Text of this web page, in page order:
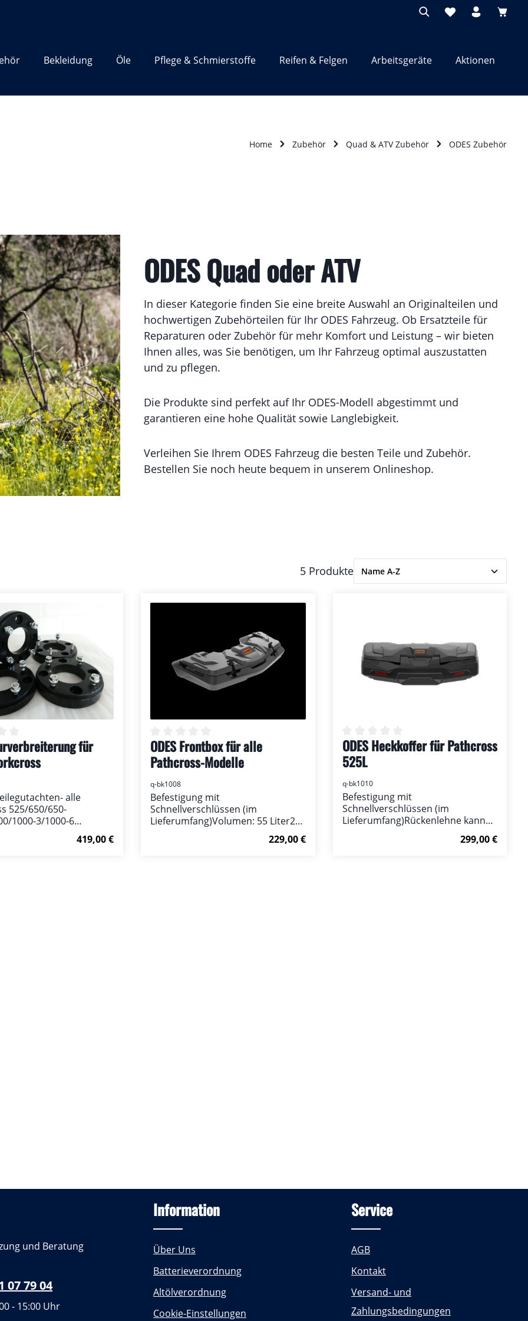
Bekleidung Öle Pflege & Schmierstoffe Reifen & Felgen Arbeitsgeräte Aktionen
Home Zubehör Quad & ATV Zubehör ODES Zubehör
ODES Quad oder ATV
In dieser Kategorie finden Sie eine breite Auswahl an Originalteilen und
hochwertigen Zubehörteilen für Ihr ODES Fahrzeug. Ob Ersatzteile für
Reparaturen oder Zubehör für mehr Komfort und Leistung – wir bieten
Ihnen alles, was Sie benötigen, um Ihr Fahrzeug optimal auszustatten
und zu pflegen.
Die Produkte sind perfekt auf Ihr ODES-Modell abgestimmt und
garantieren eine hohe Qualität sowie Langlebigkeit.
Verleihen Sie Ihrem ODES Fahrzeug die besten Teile und Zubehör.
Bestellen Sie noch heute bequem in unserem Onlineshop.
5 Produkte
Bewertung von 0 von 5 Sternen
für
alle
525/650/650-
1000-3/1000-6
besseres Handling-Regulärer Preis:
419,00 €
Durchschnittliche Bewertung von 0 von 5 Sternen
ODES Frontbox für alle
Pathcross-Modelle
q-bk1008
Befestigung mit
Schnellverschlüssen (im
Lieferumfang)Volumen: 55 Liter2
GummiverschlüsseAbmessungen:
1100x560x195 mmpassend fürRegulärer Preis:
229,00 €
Durchschnittliche Bewertung von 0
ODES Heckkoffer für Pathcross
525L
q-bk1010
Befestigung mit
Schnellverschlüssen (im
Lieferumfang)Rückenlehne kann
120 Literabschließbar / Schlüssel
Regulärer
299,00 €
und Beratung
07 79 04
- 15:00 Uhr
Information
Über Uns
Batterieverordnung
Altölverordnung
Cookie-Einstellungen
Service
AGB
Kontakt
Versand- und
Zahlungsbedingungen